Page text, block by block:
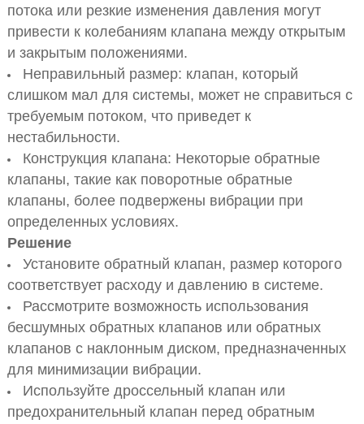
потока или резкие изменения давления могут
привести к колебаниям клапана между открытым
и закрытым положениями.
Неправильный размер: клапан, который
слишком мал для системы, может не справиться с
требуемым потоком, что приведет к
нестабильности.
Конструкция клапана: Некоторые обратные
клапаны, такие как поворотные обратные
клапаны, более подвержены вибрации при
определенных условиях.
Решение
Установите обратный клапан, размер которого
соответствует расходу и давлению в системе.
Рассмотрите возможность использования
бесшумных обратных клапанов или обратных
клапанов с наклонным диском, предназначенных
для минимизации вибрации.
Используйте дроссельный клапан или
предохранительный клапан перед обратным